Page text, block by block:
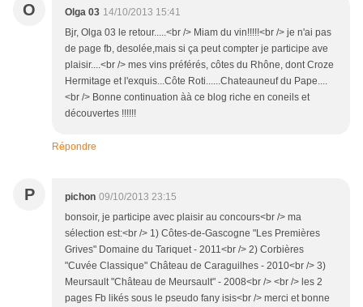
O Olga 03 14/10/2013 15:41
Bjr, Olga 03 le retour.....<br /> Miam du vin!!!!!<br /> je n'ai pas
de page fb, desolée,mais si ça peut compter je participe ave
plaisir....<br /> mes vins préférés, côtes du Rhône, dont Croze
Hermitage et l'exquis...Côte Roti......Chateauneuf du Pape....
<br /> Bonne continuation àà ce blog riche en coneils et
découvertes !!!!!!
Répondre
P pichon 09/10/2013 23:15
bonsoir, je participe avec plaisir au concours<br /> ma
sélection est:<br /> 1) Côtes-de-Gascogne "Les Premières
Grives" Domaine du Tariquet - 2011<br /> 2) Corbières
"Cuvée Classique" Château de Caraguilhes - 2010<br /> 3)
Meursault "Château de Meursault" - 2008<br /> <br /> les 2
pages Fb likés sous le pseudo fany isis<br /> merci et bonne